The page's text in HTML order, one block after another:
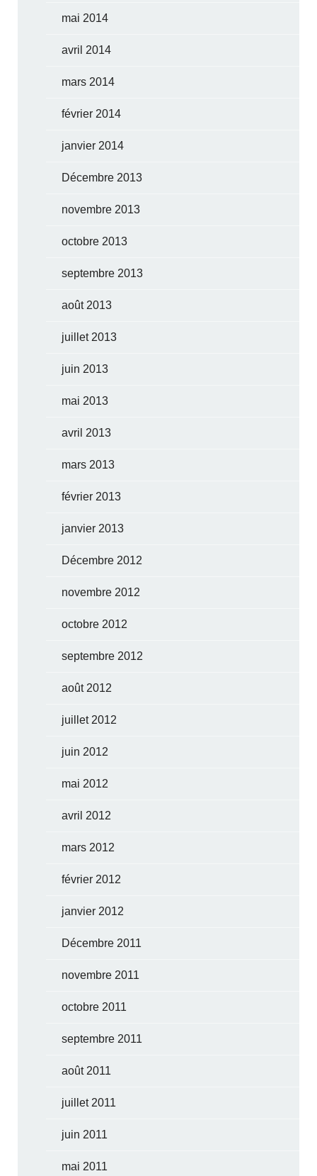
mai 2014
avril 2014
mars 2014
février 2014
janvier 2014
Décembre 2013
novembre 2013
octobre 2013
septembre 2013
août 2013
juillet 2013
juin 2013
mai 2013
avril 2013
mars 2013
février 2013
janvier 2013
Décembre 2012
novembre 2012
octobre 2012
septembre 2012
août 2012
juillet 2012
juin 2012
mai 2012
avril 2012
mars 2012
février 2012
janvier 2012
Décembre 2011
novembre 2011
octobre 2011
septembre 2011
août 2011
juillet 2011
juin 2011
mai 2011